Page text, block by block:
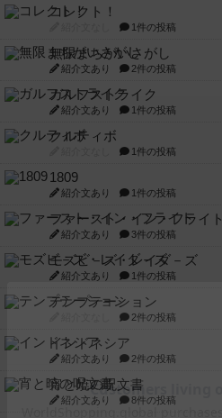
コレクト！
1件の投稿
無限まちがいさがし
紹介文あり 2件の投稿
ガルフストライク
紹介文あり 1件の投稿
クルティボ
1件の投稿
1809
紹介文あり 1件の投稿
ファースト・イン・フライト
紹介文あり 3件の投稿
モズビ－ズ・レイダ－ズ
紹介文あり 1件の投稿
テンプテーション
2件の投稿
インドネシア
紹介文あり 2件の投稿
宵と暁の呪文書
紹介文あり 8件の投稿